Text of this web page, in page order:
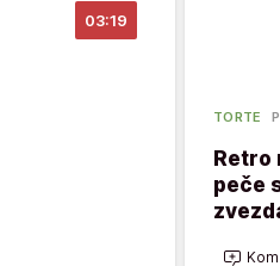
03:19
TORTE
Retro
peče